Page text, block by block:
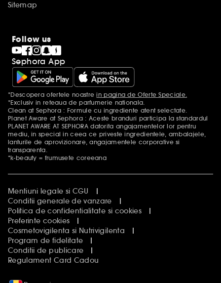
Sitemap
Follow us
Sephora App
Mentiuni aditionale
*Descopera ofertele noastrein pagina de Oferte Speciale.
*Exclusiv in reteaua de parfumerie nationala.
Clean at Sephora : Formule cu ingrediente atent selectate.
Planet Aware at Sephora : Aceste branduri participa la standardul
PLANET AWARE AT SEPHORA datorita angajamentelor lor pentru
mediu, in special in ceea ce priveste ingredientele, ambalajele,
lanturile de aprovizionare, angajamentele corporative si
transparenta.
*k-beauty = frumusete coreeana
Mentiuni legale si CGU
Conditii generale de vanzare
Politica de confidentialitate si cookies
Preferinte cookies
Cosmetovigilenta si Nutrivigilenta
Program de fidelitate
Conditii de publicare
Regulament Card Cadou